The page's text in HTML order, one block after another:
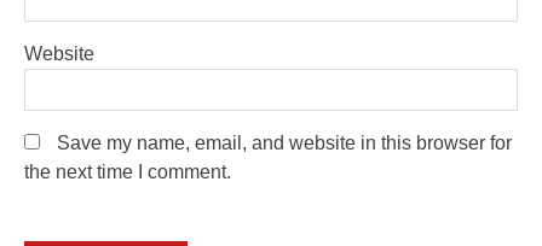
Website
Save my name, email, and website in this browser for
the next time I comment.